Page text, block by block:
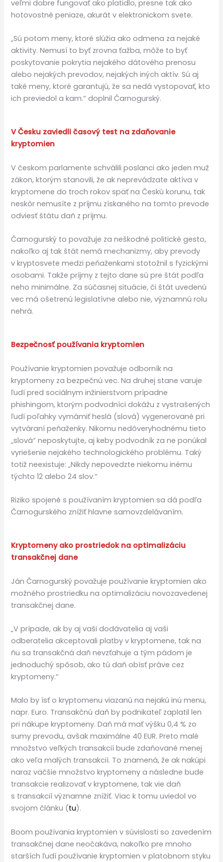
veľmi dobre fungovať ako platidlo, presne tak ako
hotovostné peniaze, akurát v elektronickom svete.
„Sú potom meny, ktoré slúžia ako odmena za nejaké
aktivity. Nemusí to byť zrovna ťažba, môže to byť
poskytovanie pokrytia nejakého dátového prenosu
alebo nejakých prevodov, nejakých iných aktív. Sú aj
také meny, ktoré garantujú, že sa nedá vystopovať, kto
ich previedol a kam.“ doplnil Čarnogurský.
V Česku zaviedli časový test na zdaňovanie
kryptomien
V českom parlamente schválili poslanci ako jeden muž
zákon, ktorým stanovili, že ak neprevádzate aktíva v
kryptomene do troch rokov späť na Českú korunu, tak
neskôr nemusíte z príjmu získaného na tomto prevode
odviesť štátu daň z príjmu.
Čarnogurský to považuje za neškodné politické gesto,
nakoľko aj tak štát nemá mechanizmy, aby prevody
v kryptosvete medzi peňaženkami stotožnil s fyzickými
osobami. Takže príjmy z tejto dane sú pre štát podľa
neho minimálne. Za súčasnej situácie, či štát uvedenú
vec má ošetrenú legislatívne alebo nie, významnú rolu
nehrá.
Bezpečnosť používania kryptomien
Používanie kryptomien považuje odborník na
kryptomeny za bezpečnú vec. Na druhej stane varuje
ľudí pred sociálnym inžinierstvom prípadne
phishingom, ktorým podvodníci dokážu z vystrašených
ľudí poľahky vymámiť heslá (slová) vygenerované pri
vytváraní peňaženky. Nikomu nedôveryhodnému tieto
„slová“ neposkytujte, aj keby podvodník za ne ponúkal
vyriešenie nejakého technologického problému. Taký
totiž neexistuje: „Nikdy nepovedzte niekomu inému
týchto 12 alebo 24 slov.“
Riziko spojené s používaním kryptomien sa dá podľa
Čarnogurského znížiť hlavne samovzdelávaním.
Kryptomeny ako prostriedok na optimalizáciu
transakčnej dane
Ján Čarnogurský považuje používanie kryptomien ako
možného prostriedku na optimalizáciu novozavedenej
transakčnej dane.
„V prípade, ak by aj vaši dodávatelia aj vaši
odberatelia akceptovali platby v kryptomene, tak na
ňu sa transakčná daň nevzťahuje a tým pádom je
jednoduchý spôsob, ako tú daň obísť práve cez
kryptomeny.“
Malo by ísť o kryptomenu viazanú na nejakú inú menu,
napr. Euro. Transakčnú daň by podnikateľ zaplatil len
pri nákupe kryptomeny. Daň má mať výšku 0,4 % zo
sumy prevodu, avšak maximálne 40 EUR. Preto malé
množstvo veľkých transakcií bude zdaňované menej
ako veľa malých transakcií. To znamená, že ak nakúpi
naraz väčšie množstvo kryptomeny a následne bude
transakcie realizovať v kryptomene, tak vie daň
s transakcií významne znížiť. Viac k tomu uviedol vo
svojom článku (tu).
Boom používania kryptomien v súvislosti so zavedením
transakčnej dane neočakáva, nakoľko pre mnoho
starších ľudí používanie kryptomien v platobnom styku